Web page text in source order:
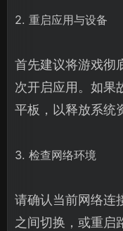
2. 重启应用与设备
首先建议将游戏彻
次开启应用。如果
平板，以释放系统
3. 检查网络环境
请确认当前网络连
之间切换，或重启